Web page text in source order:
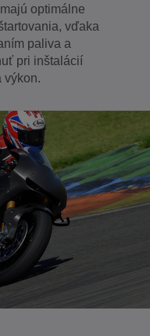
optimálne
vďaka
paliva a
pri inštalácií
výkon.